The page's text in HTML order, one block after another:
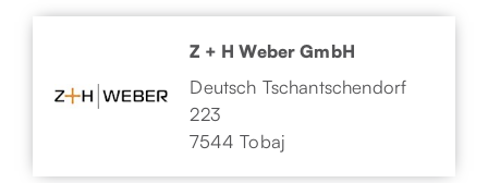
Z + H Weber GmbH
Deutsch Tschantschendorf
223
7544 Tobaj